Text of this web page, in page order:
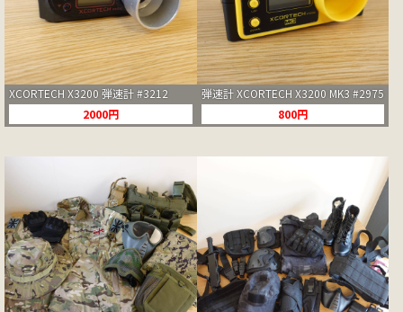
XCORTECH X3200 弾速計 #3212
2000円
弾速計 XCORTECH X3200 MK3 #2975
800円